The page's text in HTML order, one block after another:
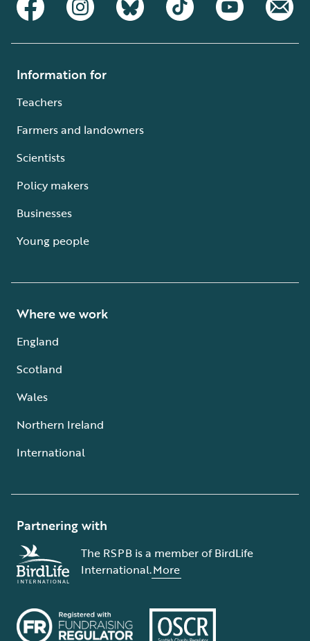
Information for
Teachers
Farmers and landowners
Scientists
Policy makers
Businesses
Young people
Where we work
England
Scotland
Wales
Northern Ireland
International
Partnering with
The RSPB is a member of BirdLife
International.More